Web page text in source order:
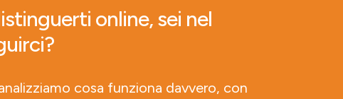
online, sei nel
cosa funziona davvero, con